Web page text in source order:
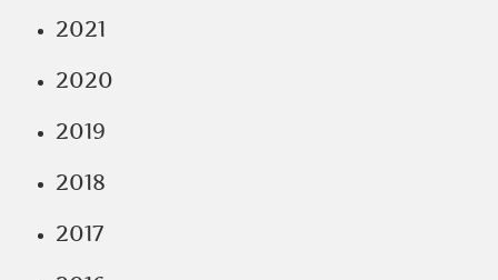
2021
2020
2019
2018
2017